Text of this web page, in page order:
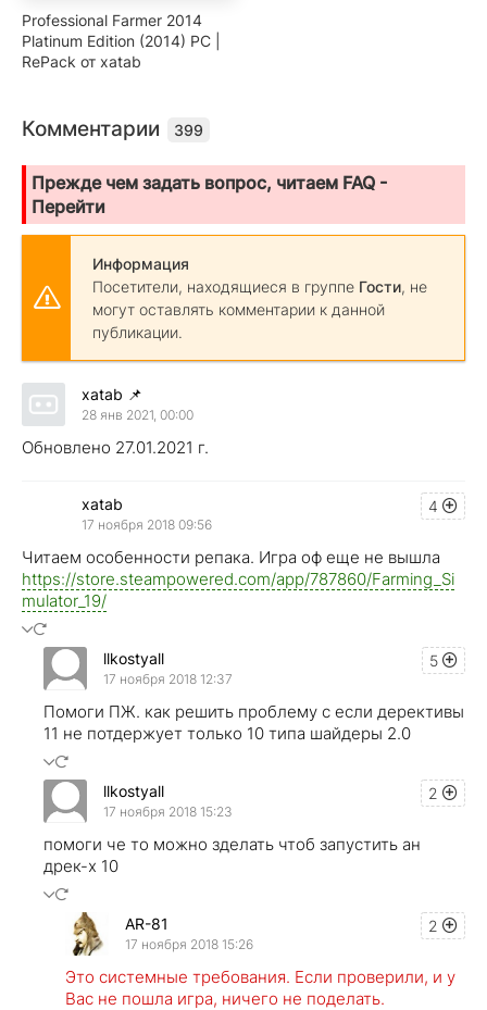
Professional Farmer 2014
Platinum Edition (2014) PC |
RePack от xatab
Комментарии 399
Прежде чем задать вопрос, читаем FAQ -
Перейти
Информация
Посетители, находящиеся в группе Гости, не
могут оставлять комментарии к данной
публикации.
xatab 📌
28 янв 2021, 00:00
Обновлено 27.01.2021 г.
4
xatab
17 ноября 2018 09:56
Читаем особенности репака. Игра оф еще не вышла
https://store.steampowered.com/app/787860/Farming_Si
mulator_19/
5
llkostyall
17 ноября 2018 12:37
Помоги ПЖ. как решить проблему с если дерективы
11 не потдержует только 10 типа шайдеры 2.0
2
llkostyall
17 ноября 2018 15:23
помоги че то можно зделать чтоб запустить ан
дрек-х 10
2
AR-81
17 ноября 2018 15:26
Это системные требования. Если проверили, и у
Вас не пошла игра, ничего не поделать.